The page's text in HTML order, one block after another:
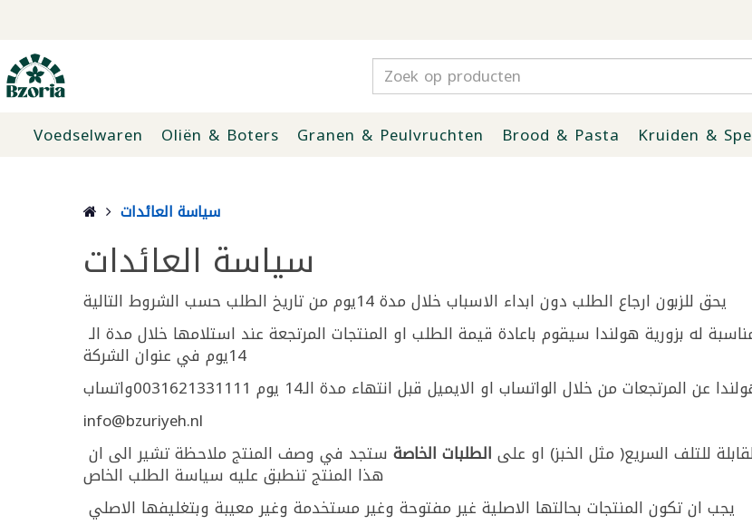
Voedselwaren Oliën & Boters Granen & Peulvruchten Brood & Pasta Kruiden &
سياسة العائدات
سياسة العائدات
يحق للزبون ارجاع الطلب دون ابداء الاسباب خلال مدة 14يوم من تاريخ الطلب حسب الشروط التالية
14يوم في عنوان الشركة
info@bzuriyeh.nl
للتلف السريع( مثل الخبز) او على الطلبات الخاصة ستجد في وصف المنتج ملاحظة تشير الى ان
هذا المنتج تنطبق عليه سياسة الطلب الخاص
يجب ان تكون المنتجات بحالتها الاصلية غير مفتوحة وغير مستخدمة وغير معيبة وبتغليفها الاصلي